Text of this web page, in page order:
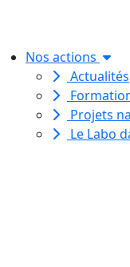
Nos actions
Actualités
Projets
Le Labo